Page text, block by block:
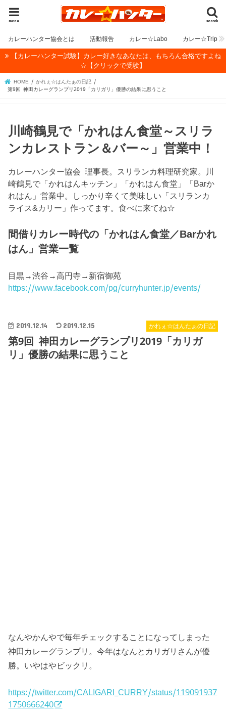
search
menu
カレーハンター協会とは 活動報告 カレー☆Labo カレー☆Trip
【カレーハンター試験】カレー好きなあなたは、もちろん合格ですよね
☆【クリックで受験】
HOME
かれぇ☆はんたぁの日記
第9回 神田カレーグランプリ2019「カリガリ」優勝の結果に思うこと
川崎鶴見で「かれはん食堂～スリラ
ンカレストラン＆バー～」営業中！
カレーハンター協会 理事長。スリランカ料理研究家。川
崎鶴見で「かれはんキッチン」「かれはん食堂」「Barか
れはん」営業中。しっかり辛くて美味しい「スリランカ
ライス&カリー」作ってます。食べに来てね☆
間借りカレー時代の「かれはん食堂／Barかれ
はん」営業一覧
目黒→渋谷→高円寺→新宿御苑
https://www.facebook.com/pg/curryhunter.jp/events/
かれぇ☆はんたぁの日記
2019.12.14 2019.12.15
第9回 神田カレーグランプリ2019「カリガ
リ」優勝の結果に思うこと
なんやかんやで毎年チェックすることになってしまった
神田カレーグランプリ。今年はなんとカリガリさんが優
勝。いやはやビックリ。
https://twitter.com/CALIGARI_CURRY/status/119091937
1750666240